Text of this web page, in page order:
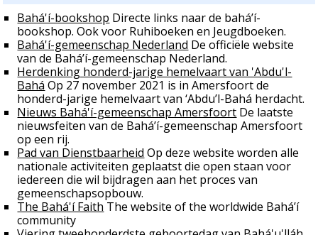
Bahá'í-bookshop Directe links naar de bahá’í-
bookshop. Ook voor Ruhiboeken en Jeugdboeken.
Bahá'í-gemeenschap Nederland De officiële website
van de Bahá’í-gemeenschap Nederland.
Herdenking honderd-jarige hemelvaart van 'Abdu'l-
Bahá Op 27 november 2021 is in Amersfoort de
honderd-jarige hemelvaart van ‘Abdu’l-Bahá herdacht.
Nieuws Bahá'í-gemeenschap Amersfoort De laatste
nieuwsfeiten van de Bahá’í-gemeenschap Amersfoort
op een rij.
Pad van Dienstbaarheid Op deze website worden alle
nationale activiteiten geplaatst die open staan voor
iedereen die wil bijdragen aan het proces van
gemeenschapsopbouw.
The Bahá'í Faith The website of the worldwide Bahá’í
community